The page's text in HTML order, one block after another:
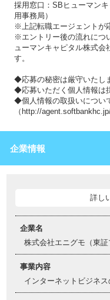
採用窓口：SBヒューマン
用事務局）
※上記転職エージェントが
※エントリー後の流れにつ
ューマンキャピタル株式会
す。
◆応募の秘密は厳守いたし
◆応募いただく個人情報は
◆個人情報の取扱いについ
（http://
企業情報
詳し
企業名
株式会社エニグモ（東証
事業内容
インターネットビジネ